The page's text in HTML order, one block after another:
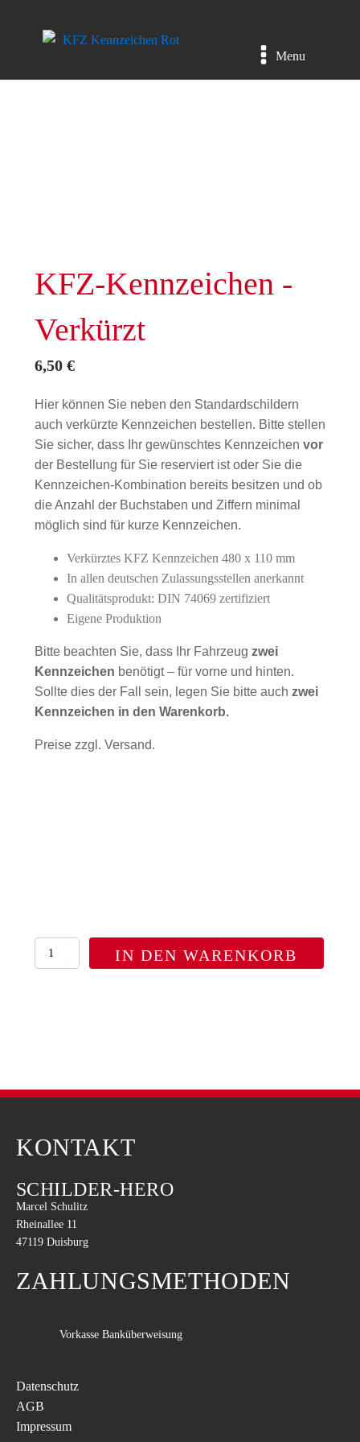
Menu
KFZ-Kennzeichen -
Verkürzt
6,50 €
Hier können Sie neben den Standardschildern
auch verkürzte Kennzeichen bestellen. Bitte stellen
Sie sicher, dass Ihr gewünschtes Kennzeichen vor
der Bestellung für Sie reserviert ist oder Sie die
Kennzeichen-Kombination bereits besitzen und ob
die Anzahl der Buchstaben und Ziffern minimal
möglich sind für kurze Kennzeichen.
Verkürztes KFZ Kennzeichen 480 x 110 mm
In allen deutschen Zulassungsstellen anerkannt
Qualitätsprodukt: DIN 74069 zertifiziert
Eigene Produktion
Bitte beachten Sie, dass Ihr Fahrzeug zwei
Kennzeichen benötigt – für vorne und hinten.
Sollte dies der Fall sein, legen Sie bitte auch zwei
Kennzeichen in den Warenkorb.
Preise zzgl. Versand.
KFZ-
Kennzeichen
IN DEN WARENKORB
KONTAKT
SCHILDER-HERO
Marcel Schulitz
Rheinallee 11
47119 Duisburg
ZAHLUNGSMETHODEN
Vorkasse Banküberweisung
Datenschutz
AGB
Impressum